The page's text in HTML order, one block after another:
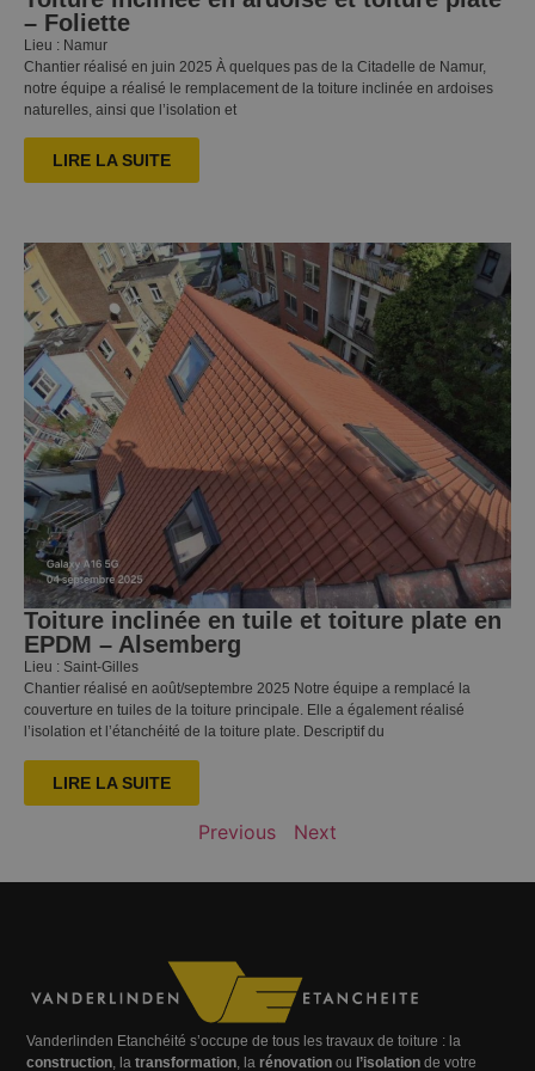
– Foliette
Lieu : Namur
Chantier réalisé en juin 2025 À quelques pas de la Citadelle de Namur,
notre équipe a réalisé le remplacement de la toiture inclinée en ardoises
naturelles, ainsi que l’isolation et
LIRE LA SUITE
Toiture inclinée en tuile et toiture plate en
EPDM – Alsemberg
Lieu : Saint-Gilles
Chantier réalisé en août/septembre 2025 Notre équipe a remplacé la
couverture en tuiles de la toiture principale. Elle a également réalisé
l’isolation et l’étanchéité de la toiture plate. Descriptif du
LIRE LA SUITE
Previous Next
Vanderlinden Etanchéité s’occupe de tous les travaux de toiture : la
construction, latransformation, la rénovation ou l’isolation de votre
générer un
pour
chaque
visiteur afin
sur le site.